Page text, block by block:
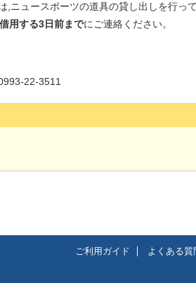
ニュースポーツの道具の貸し出しを行って
借用する3日前までにご連絡ください。
22-3511
ご利用ガイド よくある質